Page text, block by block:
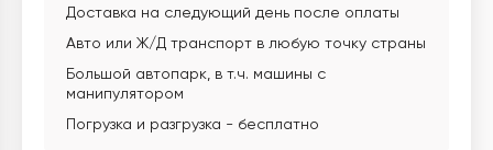
Доставка на следующий день после оплаты
Авто или Ж/Д транспорт в любую точку страны
Большой автопарк, в т.ч. машины с
манипулятором
Погрузка и разгрузка - бесплатно